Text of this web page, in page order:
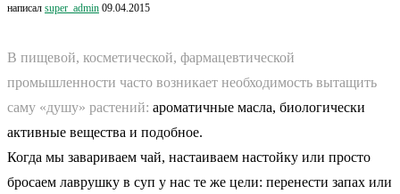
написал super_admin 09.04.2015
В пищевой, косметической, фармацевтической
промышленности часто возникает необходимость вытащить
саму «душу» растений: ароматичные масла, биологически
активные вещества и подобное.
Когда мы завариваем чай, настаиваем настойку или просто
бросаем лаврушку в суп у нас те же цели: перенести запах или